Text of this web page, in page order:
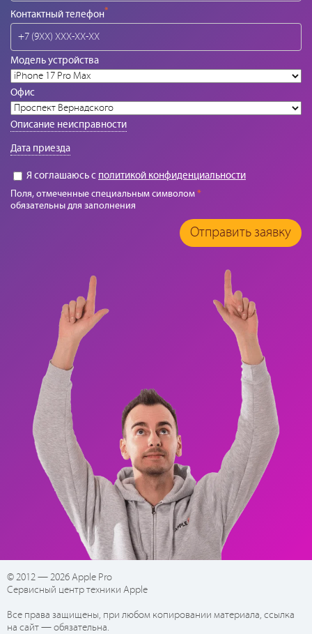
Контактный телефон*
Модель устройства
Офис
Описание неисправности
Дата приезда
Я соглашаюсь с политикой конфиденциальности
Поля, отмеченные специальным символом*
обязательны для заполнения
Отправить заявку
© 2012 — 2026 Apple Pro
Сервисный центр техники Apple
Все права защищены, при любом копировании материала, ссылка
на сайт — обязательна.